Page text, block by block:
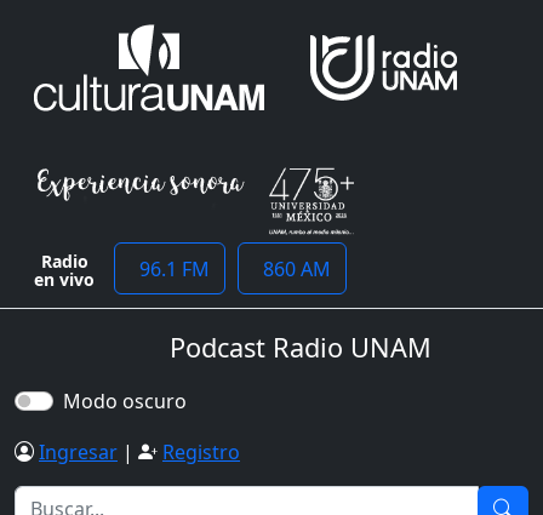
Radio
en vivo 96.1 FM 860 AM
Podcast Radio UNAM
Modo oscuro
Ingresar | Registro